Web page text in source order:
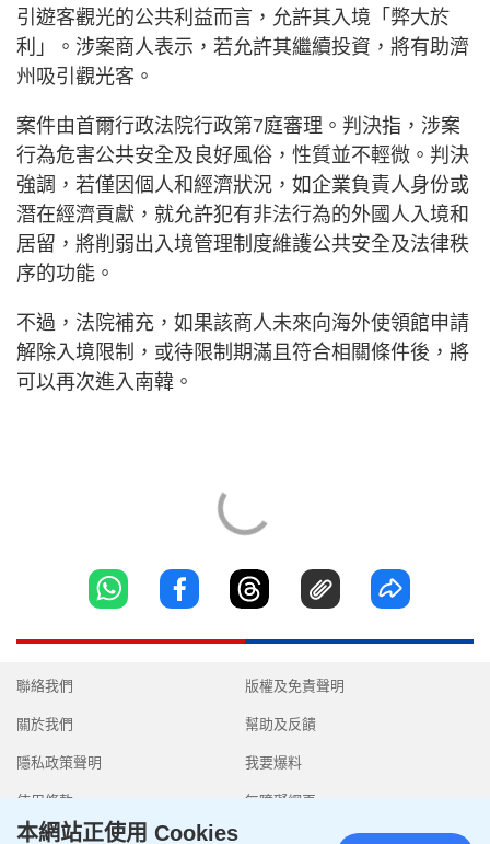
引遊客觀光的公共利益而言，允許其入境「弊大於
利」。涉案商人表示，若允許其繼續投資，將有助濟
州吸引觀光客。
案件由首爾行政法院行政第7庭審理。判決指，涉案
行為危害公共安全及良好風俗，性質並不輕微。判決
強調，若僅因個人和經濟狀況，如企業負責人身份或
潛在經濟貢獻，就允許犯有非法行為的外國人入境和
居留，將削弱出入境管理制度維護公共安全及法律秩
序的功能。
不過，法院補充，如果該商人未來向海外使領館申請
解除入境限制，或待限制期滿且符合相關條件後，將
可以再次進入南韓。
聯絡我們
關於我們
隱私政策聲明
使用條款
版權及免責聲明
幫助及反饋
我要爆料
無障礙網頁
本網站正使用 Cookies